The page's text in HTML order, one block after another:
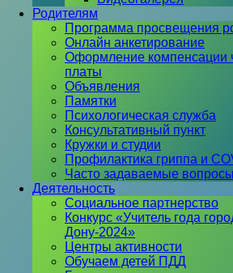
Родителям
Программа просвещения
Онлайн анкетирование
Оформление компенсации
платы
Объявления
Памятки
Психологическая служба
Консультативный пункт
Кружки и студии
Профилактика гриппа и
Часто задаваемые вопросы
Деятельность
Социальное партнерство
Конкурс «Учитель года
Дону-2024»
Центры активности
Обучаем детей ПДД